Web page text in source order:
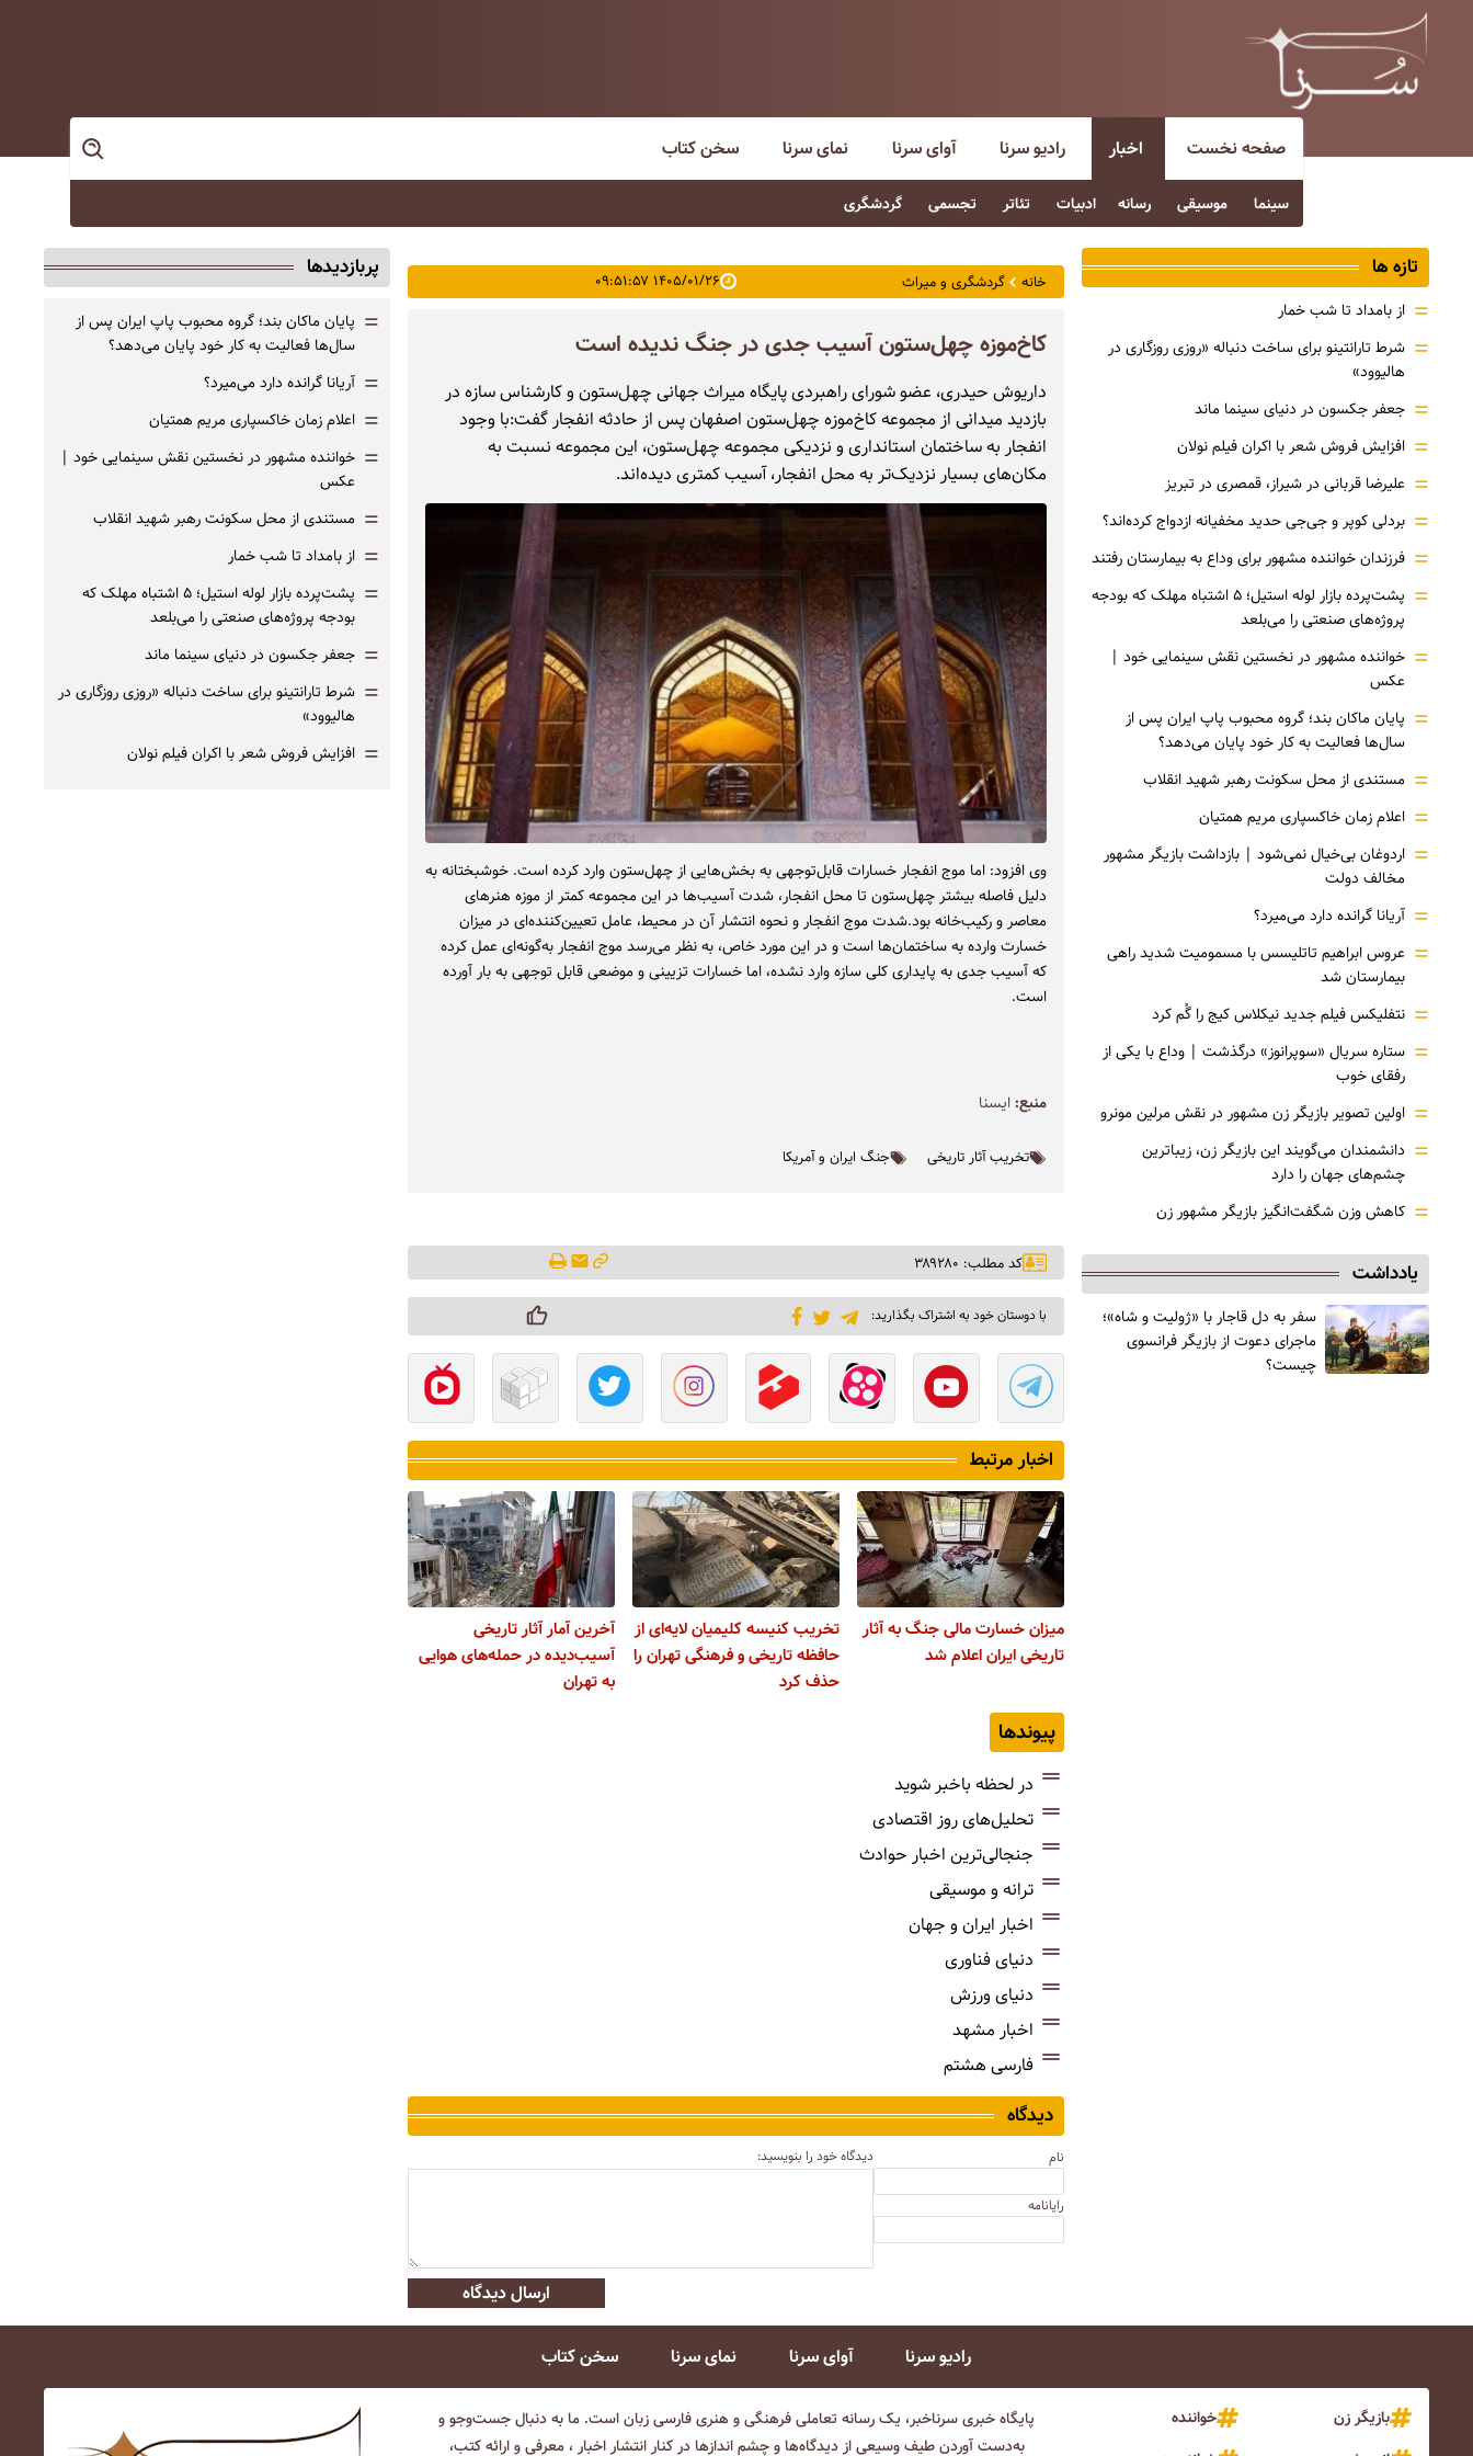
صفحه نخست اخبار
سینما موسیقی رسانه ادبیات تئاتر تجسمی گردشگری
رادیو سرنا آوای سرنا نمای سرنا سخن کتاب
خانه گردشگری و میراث ۱۴۰۵/۰۱/۲۶ ۰۹:۵۱:۵۷
کاخ‌موزه چهل‌ستون آسیب جدی در جنگ ندیده است
داریوش حیدری، عضو شورای راهبردی پایگاه میراث جهانی چهل‌ستون و کارشناس سازه در
بازدید میدانی از مجموعه کاخ‌موزه چهل‌ستون اصفهان پس از حادثه انفجار گفت:با وجود
انفجار به ساختمان استانداری و نزدیکی مجموعه چهل‌ستون، این مجموعه نسبت به
مکان‌های بسیار نزدیک‌تر به محل انفجار، آسیب کمتری دیده‌اند.
وی افزود: اما موج انفجار خسارات قابل‌توجهی به بخش‌هایی از چهل‌ستون وارد کرده است. خوشبختانه به
دلیل فاصله بیشتر چهل‌ستون تا محل انفجار، شدت آسیب‌ها در این مجموعه کمتر از موزه هنرهای
معاصر و رکیب‌خانه بود.شدت موج انفجار و نحوه انتشار آن در محیط، عامل تعیین‌کننده‌ای در میزان
خسارت وارده به ساختمان‌ها است و در این مورد خاص، به نظر می‌رسد موج انفجار به‌گونه‌ای عمل کرده
که آسیب جدی به پایداری کلی سازه وارد نشده، اما خسارات تزیینی و موضعی قابل توجهی به بار آورده
است.
منبع:ايسنا
تخریب آثار تاریخی جنگ ایران و آمریکا
کد مطلب: ۳۸۹۲۸۰
با دوستان خود به اشتراک بگذارید:
اخبار مرتبط
میزان خسارت مالی جنگ به آثار
تاریخی ایران اعلام شد
تخریب کنیسه کلیمیان لایه‌ای از
حافظه تاریخی و فرهنگی تهران را
حذف کرد
آخرین آمار آثار تاریخی
آسیب‌دیده در حمله‌های هوایی
به تهران
پیوندها
در لحظه باخبر شوید
تحلیل‌های روز اقتصادی
جنجالی‌ترین اخبار حوادث
ترانه و موسیقی
اخبار ایران و جهان
دنیای فناوری
دنیای ورزش
اخبار مشهد
فارسی هشتم
دیدگاه
نام
رایانامه
دیدگاه خود را بنویسید:
ارسال دیدگاه
تازه ها
= از بامداد تا شب خمار
= شرط تارانتینو برای ساخت دنباله «روزی روزگاری در
هالیوود»
= جعفر جکسون در دنیای سینما ماند
= افزایش فروش شعر با اکران فیلم نولان
= علیرضا قربانی در شیراز، قمصری در تبریز
= بردلی کوپر و جی‌جی حدید مخفیانه ازدواج کرده‌اند؟
= فرزندان خواننده مشهور برای وداع به بیمارستان رفتند
=
پشت‌پرده بازار لوله استیل؛ ۵ اشتباه مهلک که بودجه
پروژه‌های صنعتی را می‌بلعد
= خواننده مشهور در نخستین نقش سینمایی خود |‌
عکس
= پایان ماکان بند؛ گروه محبوب پاپ ایران پس از
سال‌ها فعالیت به کار خود پایان می‌دهد؟
= مستندی از محل سکونت رهبر شهید انقلاب
= اعلام زمان خاکسپاری مریم همتیان
= اردوغان بی‌خیال نمی‌شود | بازداشت بازیگر مشهور
مخالف دولت
= آریانا گرانده دارد می‌میرد؟
= عروس ابراهیم تاتلیسس با مسمومیت شدید راهی
بیمارستان شد
= نتفلیکس فیلم جدید نیکلاس کیج را گُم کرد
= ستاره سریال «سوپرانوز» درگذشت | وداع با یکی از
رفقای خوب
= اولین تصویر بازیگر زن مشهور در نقش مرلین مونرو
= دانشمندان می‌گویند این بازیگر زن، زیباترین
چشم‌های جهان را دارد
= کاهش وزن شگفت‌انگیز بازیگر مشهور زن
یادداشت
سفر به دل قاجار با «ژولیت و شاه»؛
ماجرای دعوت از ‌بازیگر فرانسوی
چیست؟
پربازدیدها
= پایان ماکان بند؛ گروه محبوب پاپ ایران پس از
سال‌ها فعالیت به کار خود پایان می‌دهد؟
= آریانا گرانده دارد می‌میرد؟
= اعلام زمان خاکسپاری مریم همتیان
= خواننده مشهور در نخستین نقش سینمایی خود |‌
عکس
= مستندی از محل سکونت رهبر شهید انقلاب
= از بامداد تا شب خمار
=
پشت‌پرده بازار لوله استیل؛ ۵ اشتباه مهلک که
بودجه پروژه‌های صنعتی را می‌بلعد
= جعفر جکسون در دنیای سینما ماند
= شرط تارانتینو برای ساخت دنباله «روزی روزگاری در
هالیوود»
= افزایش فروش شعر با اکران فیلم نولان
رادیو سرنا آوای سرنا نمای سرنا سخن کتاب
بازیگر زن
خواننده
پایگاه خبری سرناخبر، یک رسانه تعاملی فرهنگی و هنری فارسی زبان است. ما به دنبال جست‌و‌جو و
به‌دست آوردن طیف وسیعی از دیدگاه‌ها و چشم انداز‌ها در کنار انتشار اخبار ، معرفی و ارائه کتب،